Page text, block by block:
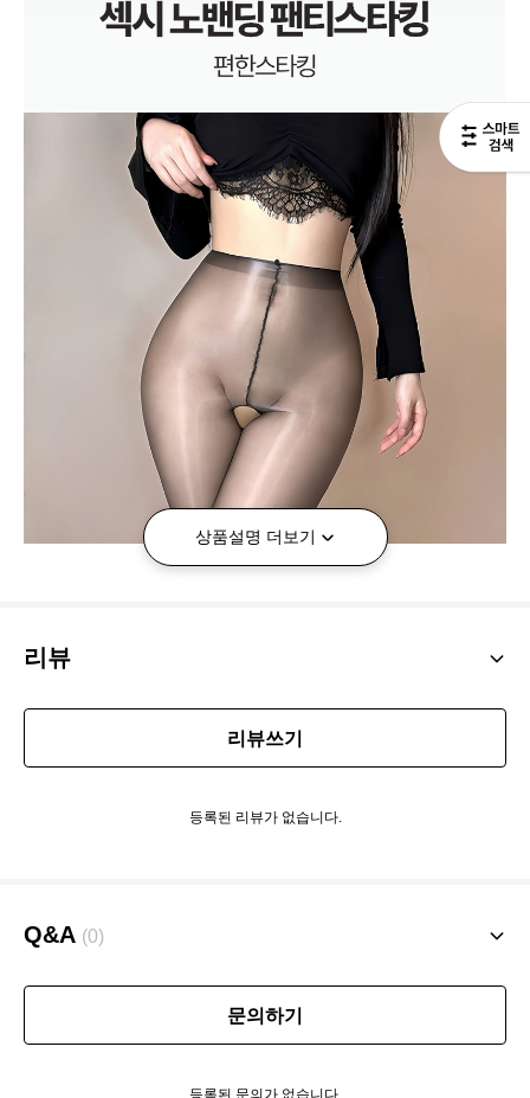
상품설명 더보기
리뷰
리뷰쓰기
등록된 리뷰가 없습니다.
Q&A (0)
문의하기
등록된 문의가 없습니다.